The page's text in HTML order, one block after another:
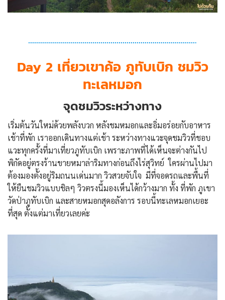
Day 2 เที่ยวเขาค้อ ภูทับเบิก ชมวิว
ทะเลหมอก
จุดชมวิวระหว่างทาง
เริ่มต้นวันใหม่ด้วยพลังบวก หลังชมหมอกและอิ่มอร่อยกับอาหาร
เช้าที่พัก เราออกเดินทางแต่เช้า ระหว่างทางแวะจุดชมวิวที่ชอบ
แวะทุกครั้งที่มาเที่ยวภูทับเบิก เพราะภาพที่ได้เห็นจะต่างกันไป
พิกัดอยู่ตรงร้านขายหมาล่าริมทางก่อนถึงไร่สุวิทย์ ใครผ่านไปมา
ต้องมองตั้งอยู่ริมถนนเด่นมาก วิวสวยจับใจ มีที่จอดรถและพื้นที่
ให้ยืนชมวิวแบบชิลๆ วิวตรงนี้มองเห็นได้กว้างมาก ทั้ง ที่พัก ภูเขา
วัดป่าภูทับเบิก และสายหมอกสุดอลังการ รอบนี้ทะเลหมอกเยอะ
ที่สุด ตั้งแต่มาเที่ยวเลยค่ะ